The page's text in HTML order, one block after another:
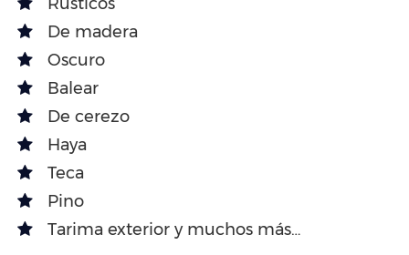
De madera
Oscuro
Balear
De cerezo
Haya
Teca
Pino
Tarima exterior y muchos más…